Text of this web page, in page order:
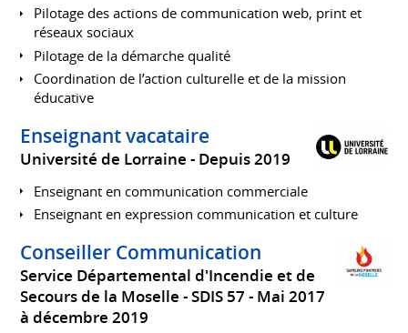
Pilotage des actions de communication web, print et
réseaux sociaux
Pilotage de la démarche qualité
Coordination de l’action culturelle et de la mission
éducative
Enseignant vacataire
Université de Lorraine Depuis 2019
Enseignant en communication commerciale
Enseignant en expression communication et culture
Conseiller Communication
Service Départemental d'Incendie et de
Secours de la Moselle - SDIS 57
Mai 2017
à décembre 2019